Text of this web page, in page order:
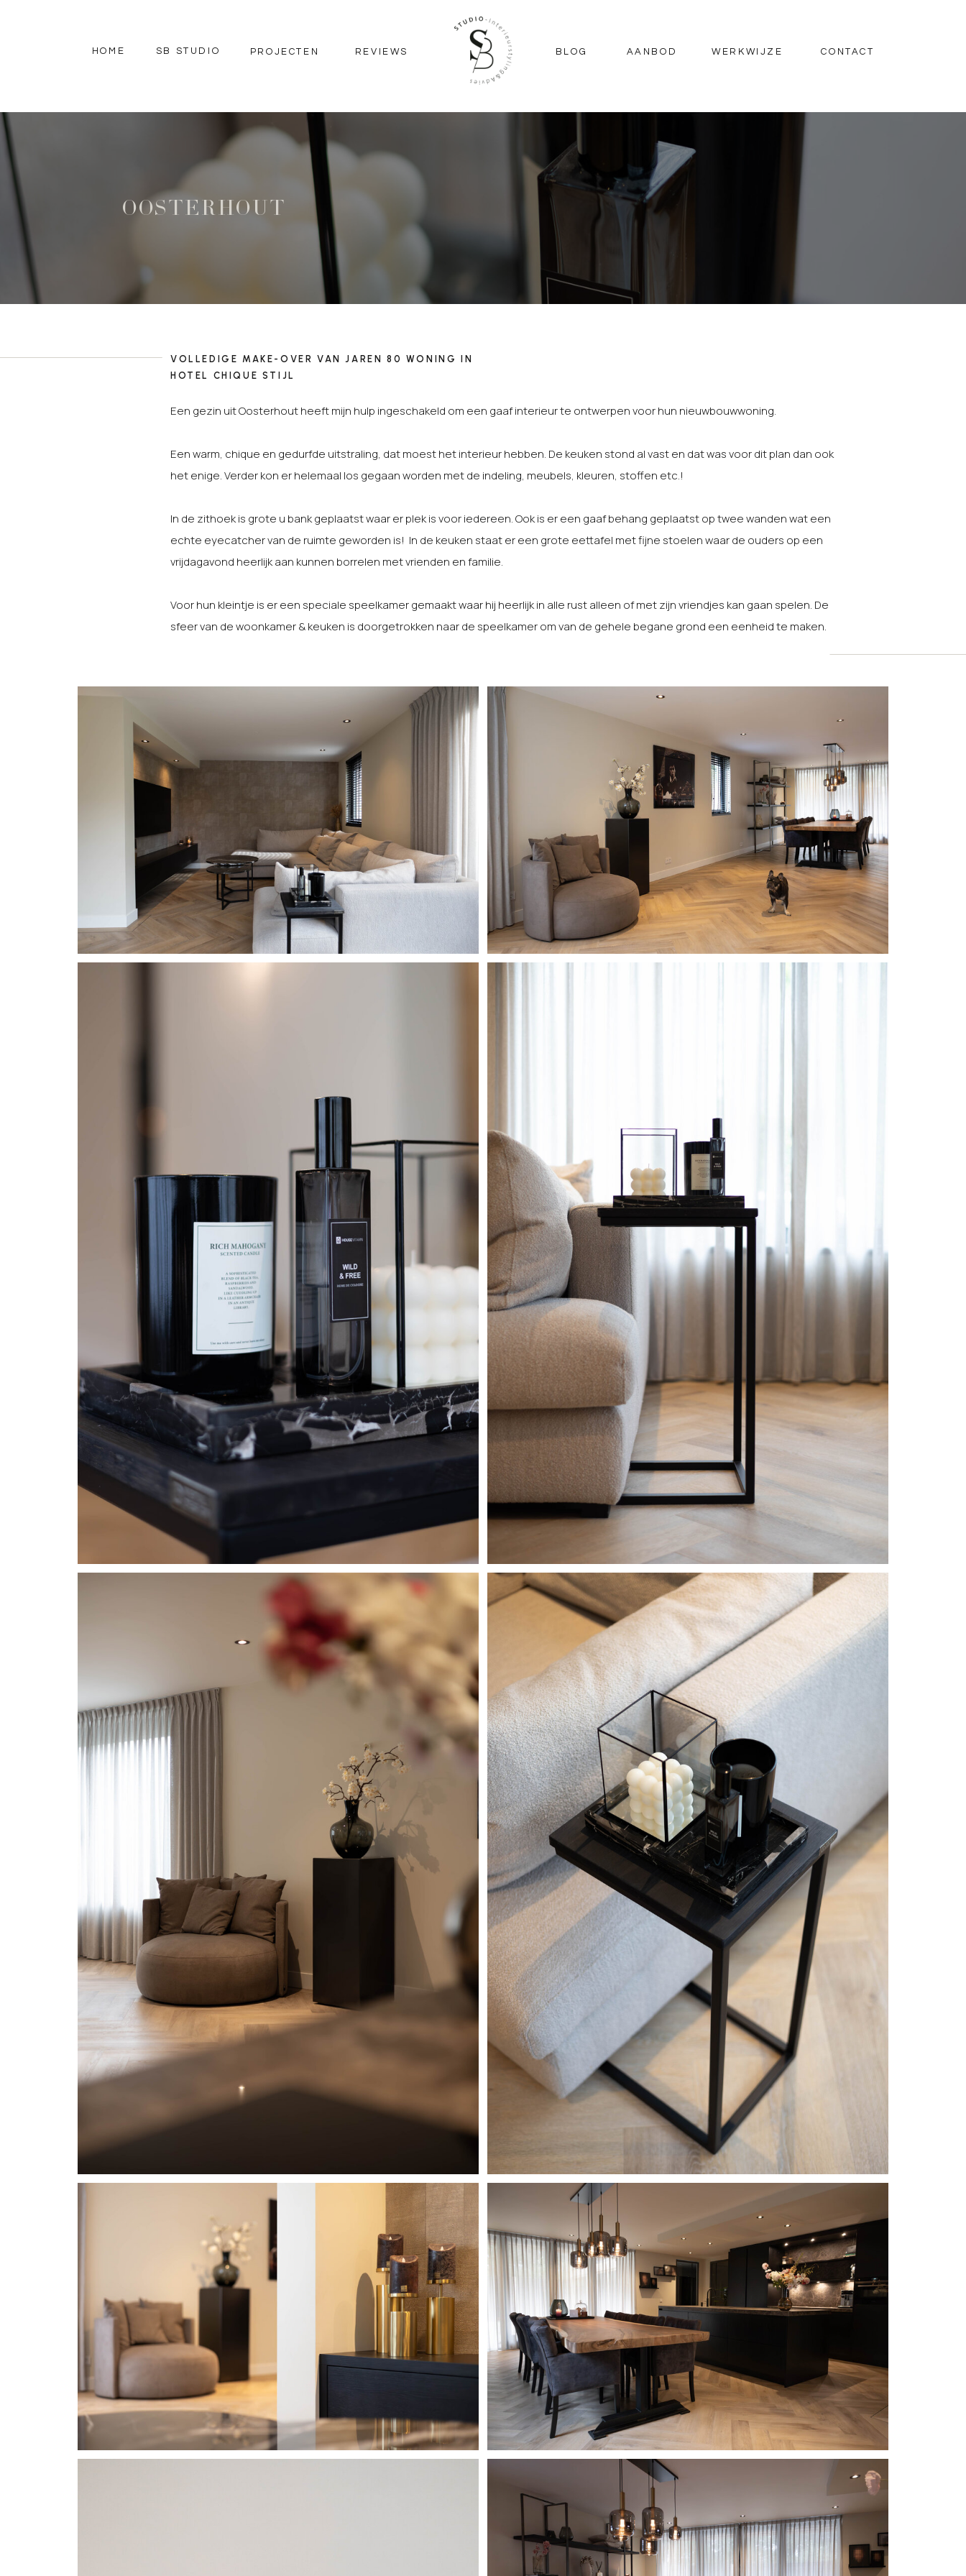
CONTACT
AANBOD
PROJECTEN
HOME SB STUDIO WERKWIJZE
REVIEWS BLOG
OOSTERHOUT
VOLLEDIGE MAKE-OVER VAN JAREN 80 WONING IN
HOTEL CHIQUE STIJL
Een gezin uit Oosterhout heeft mijn hulp ingeschakeld om een gaaf interieur te ontwerpen voor hun nieuwbouwwoning.
Een warm, chique en gedurfde uitstraling, dat moest het interieur hebben. De keuken stond al vast en dat was voor dit plan dan ook
het enige. Verder kon er helemaal los gegaan worden met de indeling, meubels, kleuren, stoffen etc.!
In de zithoek is grote u bank geplaatst waar er plek is voor iedereen. Ook is er een gaaf behang geplaatst op twee wanden wat een
echte eyecatcher van de ruimte geworden is! In de keuken staat er een grote eettafel met fijne stoelen waar de ouders op een
vrijdagavond heerlijk aan kunnen borrelen met vrienden en familie.
Voor hun kleintje is er een speciale speelkamer gemaakt waar hij heerlijk in alle rust alleen of met zijn vriendjes kan gaan spelen. De
sfeer van de woonkamer & keuken is doorgetrokken naar de speelkamer om van de gehele begane grond een eenheid te maken.